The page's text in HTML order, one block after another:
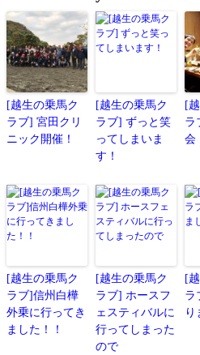
[越生の乗馬ク
ラブ] 宮田クリ
ニック開催！
[越生の乗馬ク
ラブ] ずっと笑
ってしまいま
す！
[
ラ
会
[越生の乗馬ク
ラブ]信州白樺
外乗に行ってき
ました！！
[越生の乗馬ク
ラブ] ホースフ
ェスティバルに
行ってしまった
ので
[
ラ
り